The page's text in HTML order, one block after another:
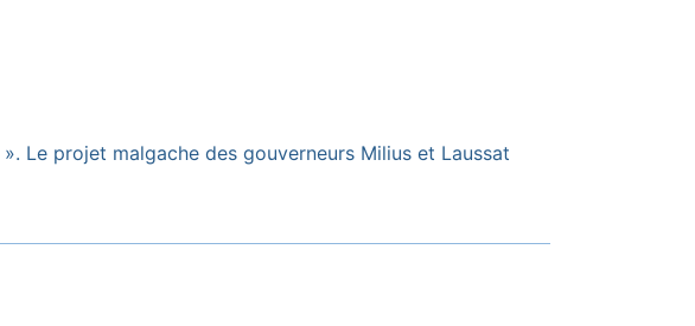
Le projet malgache des gouverneurs Milius et Laussat